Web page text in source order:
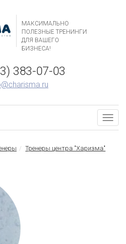
МАКСИМАЛЬНО
ПОЛЕЗНЫЕ ТРЕНИНГИ
ДЛЯ ВАШЕГО
БИЗНЕСА!
383-07-03
Тренеры центра "Харизма"